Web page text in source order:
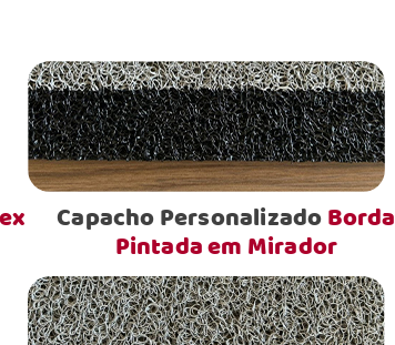
Capacho PersonalizadoBorda
Pintada em Mirador